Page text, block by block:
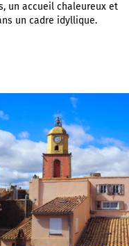
un accueil chaleureux et
un cadre idyllique.